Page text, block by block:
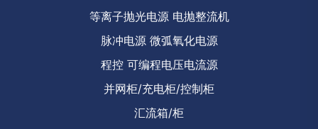
等离子抛光电源 电抛整流机
脉冲电源 微弧氧化电源
程控 可编程电压电流源
并网柜/充电柜/控制柜
汇流箱/柜